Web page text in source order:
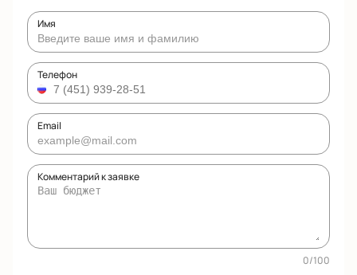
Имя
Телефон
Email
Комментарий к заявке
0/100